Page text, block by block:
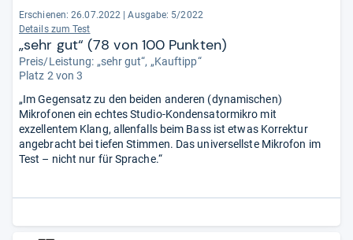
Erschienen: 26.07.2022
Ausgabe: 5/2022
Details zum Test
„sehr gut“ (78 von 100 Punkten)
Preis/Leistung: „sehr gut“, „Kauftipp“
Platz 2 von 3
„Im Gegensatz zu den beiden anderen (dynamischen)
Mikrofonen ein echtes Studio-Kondensatormikro mit
exzellentem Klang, allenfalls beim Bass ist etwas Korrektur
angebracht bei tiefen Stimmen. Das universellste Mikrofon im
Test – nicht nur für Sprache.“